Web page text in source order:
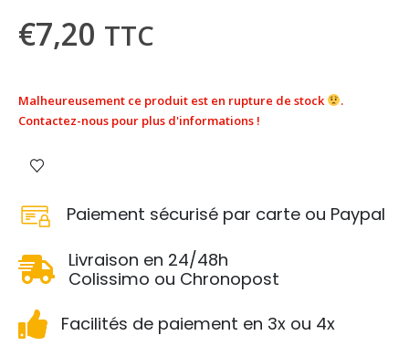
€7,20 TTC
Malheureusement ce produit est en rupture de stock
.
Contactez-nous pour plus d'informations !
Paiement sécurisé par carte ou Paypal
Livraison en 24/48h
Colissimo ou Chronopost
Facilités de paiement en 3x ou 4x